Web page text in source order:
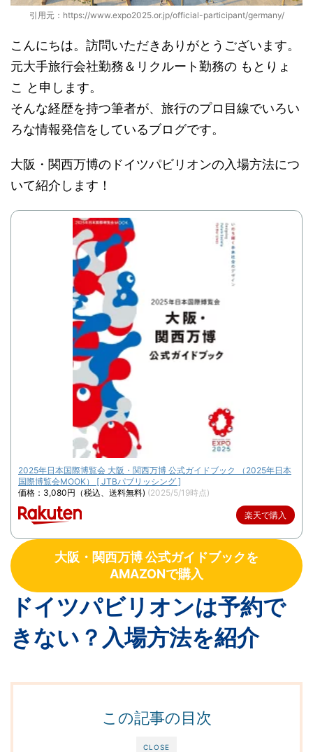
引用元：https://www.expo2025.or.jp/official-participant/germany/
こんにちは。訪問いただきありがとうございます。
元大手旅行会社勤務＆リクルート勤務の もとりょ
こ と申します。
そんな経歴を持つ筆者が、旅行のプロ目線でいろい
ろな情報発信をしているブログです。
大阪・関西万博のドイツパビリオンの入場方法につ
いて紹介します！
2025年日本国際博覧会 大阪・関西万博 公式ガイドブック （2025年日本
国際博覧会MOOK） [ JTBパブリッシング ]
価格：3,080円（税込、送料無料) (2025/5/19時点)
楽天で購入
大阪・関西万博 公式ガイドブックを
AMAZONで購入
ドイツパビリオンは予約で
きない？入場方法を紹介
CLOSE
この記事の目次